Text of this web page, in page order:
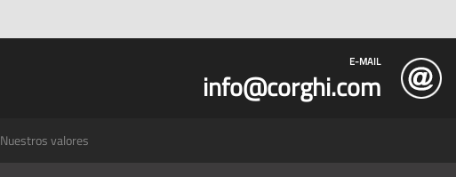
E-MAIL
info@corghi.com
Nuestros valores